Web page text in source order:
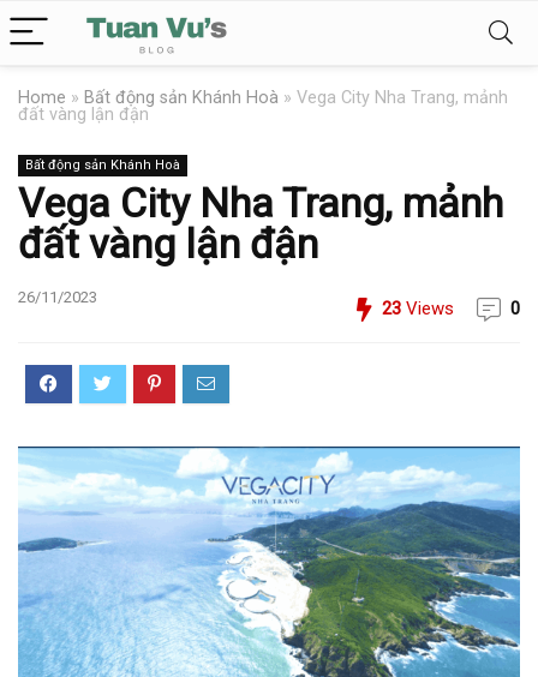
Home » Bất động sản Khánh Hoà » Vega City Nha Trang, mảnh
đất vàng lận đận
Bất động sản Khánh Hoà
Vega City Nha Trang, mảnh
đất vàng lận đận
26/11/2023
23 Views 0